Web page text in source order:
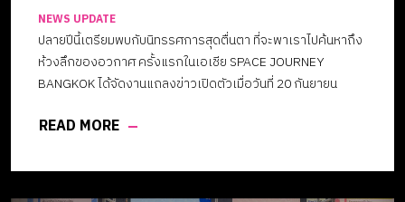
NEWS UPDATE
ปลายปีนี้เตรียมพบกับนิทรรศการสุดตื่นตา ที่จะพาเราไปค้นหาถึง
ห้วงลึกของอวกาศ ครั้งแรกในเอเชีย SPACE JOURNEY
BANGKOK ได้จัดงานแถลงข่าวเปิดตัวเมื่อวันที่ 20 กันยายน
เจ้าหน้าที่บริหารร่วม บริษัทอินเด็กซ์ ครีเอทีฟ วิลเลจ จำกัด
ภูมิภาคอาเซียน พร้อมด้วยคุณปิติภัทร บุรี ประธานเจ้าหน้าที่
READ MORE